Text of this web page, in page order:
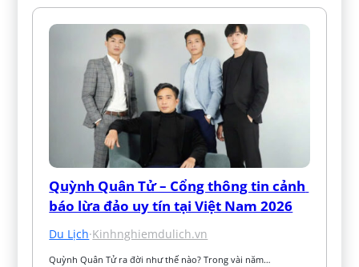
Quỳnh Quân Tử – Cổng thông tin cảnh
báo lừa đảo uy tín tại Việt Nam 2026
Du Lịch·Kinhnghiemdulich.vn
Quỳnh Quân Tử ra đời như thế nào? Trong vài năm…